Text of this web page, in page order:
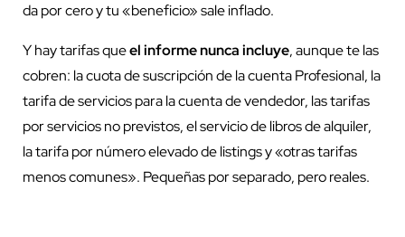
da por cero y tu «beneficio» sale inflado.
Y hay tarifas queel informe nunca incluye, aunque te las
cobren: la cuota de suscripción de la cuenta Profesional, la
tarifa de servicios para la cuenta de vendedor, las tarifas
por servicios no previstos, el servicio de libros de alquiler,
la tarifa por número elevado de listings y «otras tarifas
menos comunes». Pequeñas por separado, pero reales.